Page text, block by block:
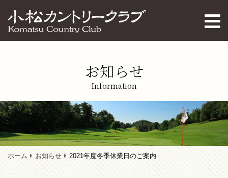
お知らせ
Information
ホーム お知らせ 2021年度冬季休業日のご案内